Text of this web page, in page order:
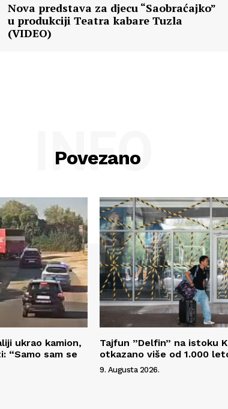
Nova predstava za djecu “Saobraćajko”
u produkciji Teatra kabare Tuzla
(VIDEO)
Povezano
INFO
ukrao kamion,
“Samo sam se
Tajfun ”Delfin” na istoku
otkazano više od 1.000
9. Augusta 2026.